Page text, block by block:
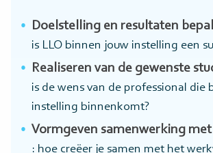
Doelstelling en resultaten
is LLO binnen jouw instelling een
Realiseren van de gewenste
is de wens van de professional die
instelling binnenkomt?
Vormgeven samenwerking
: hoe creëer je samen met het